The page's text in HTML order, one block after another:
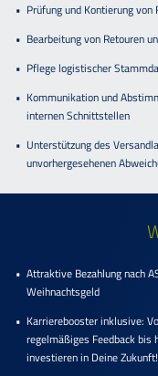
Prüfung und Kontierung von
Bearbeitung von Retouren
Pflege logistischer
Kommunikation und
internen Schnittstellen
Unterstützung des
unvorhergesehenen
Attraktive Bezahlung nach
Weihnachtsgeld
Karrierebooster inklusive:
regelmäßiges Feedback
investieren in Deine Zukunft!